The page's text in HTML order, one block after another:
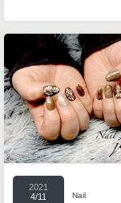
2021
4/11
Nail